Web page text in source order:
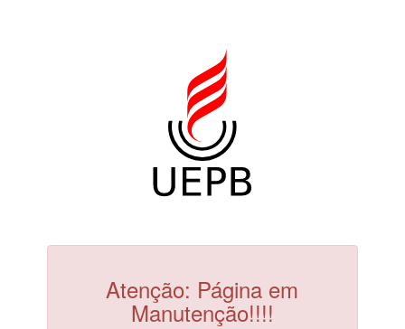
Atenção: Página em
Manutenção!!!!